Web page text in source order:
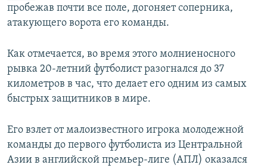
пробежав почти все поле, догоняет соперника,
атакующего ворота его команды.
Как отмечается, во время этого молниеносного
рывка 20-летний футболист разогнался до 37
километров в час, что делает его одним из самых
быстрых защитников в мире.
Его взлет от малоизвестного игрока молодежной
команды до первого футболиста из Центральной
Азии в английской премьер-лиге (АПЛ) оказался